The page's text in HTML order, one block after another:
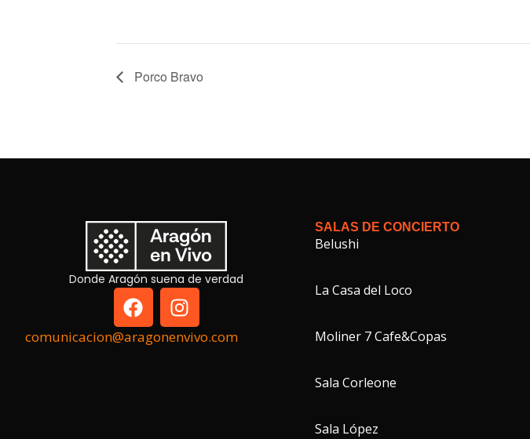
Porco Bravo
Donde Aragón suena de verdad
comunicacion@aragonenvivo.com
SALAS DE CONCIERTO
Belushi
La Casa del Loco
Moliner 7 Cafe&Copas
Sala Corleone
Sala López